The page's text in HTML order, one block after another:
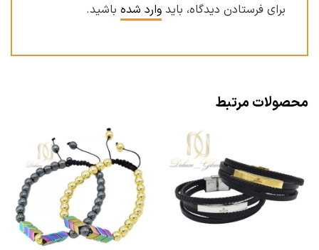
برای فرستادن دیدگاه، باید وارد شده باشید.
محصولات مرتبط